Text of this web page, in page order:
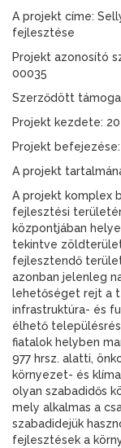
A projekt címe:
fejlesztése
Projekt azonosító
00035
Szerződött
Projekt kezdete:
Projekt befejezése:
A projekt
A projekt komplex
fejlesztési
központjában
tekintve
fejlesztendő
azonban jelenleg
lehetőséget rejt a
infrastruktúra- és
élhető
fiatalok helyben
977 hrsz. alatti,
környezet- és
olyan szabadidős
mely alkalmas a
szabadidejük
fejlesztések a